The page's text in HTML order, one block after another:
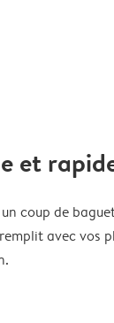
et
coup de
avec vos